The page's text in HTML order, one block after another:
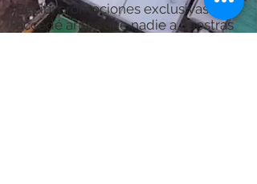
Recibí promociones exclusivas y
accedé antes que nadie a nuestras